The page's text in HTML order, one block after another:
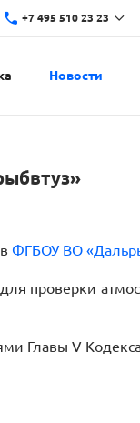
+7 495 510 23 23
Новости
ФГБОУ ВО
для проверки
Главы V